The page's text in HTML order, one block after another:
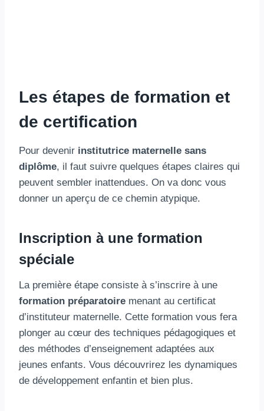
Les étapes de formation et
de certification
Pour devenir institutrice maternelle sans
diplôme, il faut suivre quelques étapes claires qui
peuvent sembler inattendues. On va donc vous
donner un aperçu de ce chemin atypique.
Inscription à une formation
spéciale
La première étape consiste à s’inscrire à une
formation préparatoire menant au certificat
d’instituteur maternelle. Cette formation vous fera
plonger au cœur des techniques pédagogiques et
des méthodes d’enseignement adaptées aux
jeunes enfants. Vous découvrirez les dynamiques
de développement enfantin et bien plus.